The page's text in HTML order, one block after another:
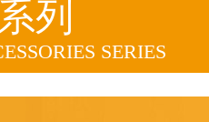
列
SERIES